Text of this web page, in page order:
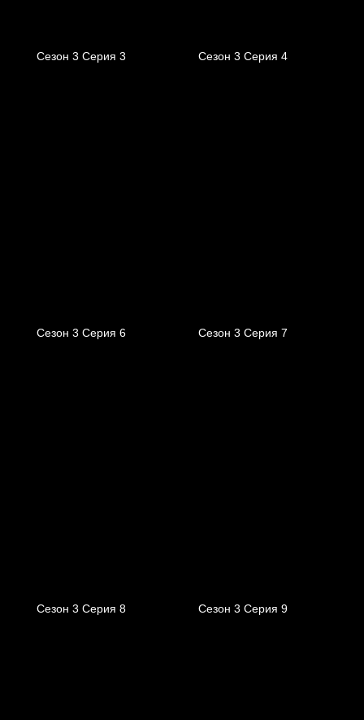
Сезон 3 Серия 3 Сезон 3 Серия 4
Сезон 3 Серия 6 Сезон 3 Серия 7
Сезон 3 Серия 8 Сезон 3 Серия 9